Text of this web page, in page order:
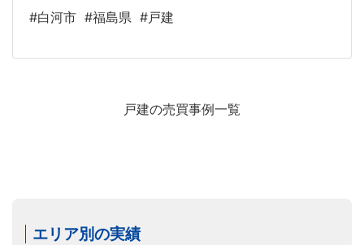
#白河市 #福島県 #戸建
戸建の売買事例一覧
エリア別の実績